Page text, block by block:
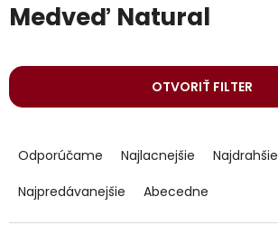
Medveď Natural
OTVORIŤ FILTER
a
e
Odporúčame Najlacnejšie
Najdrahšie
Najpredávanejšie
Abecedne